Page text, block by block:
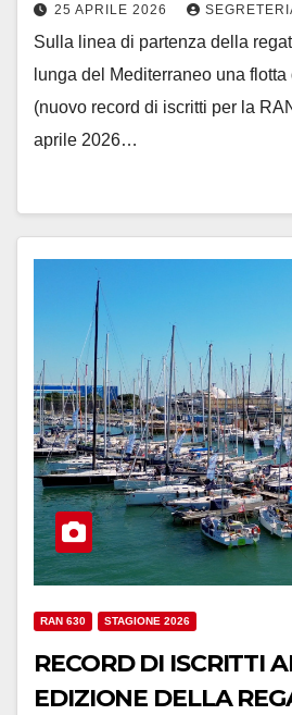
25 APRILE 2026
Sulla linea di partenza della
lunga del Mediterraneo una
(nuovo record di iscritti per la
aprile 2026…
RAN 630 STAGIONE 2026
RECORD DI ISCRITTI
EDIZIONE DELLA